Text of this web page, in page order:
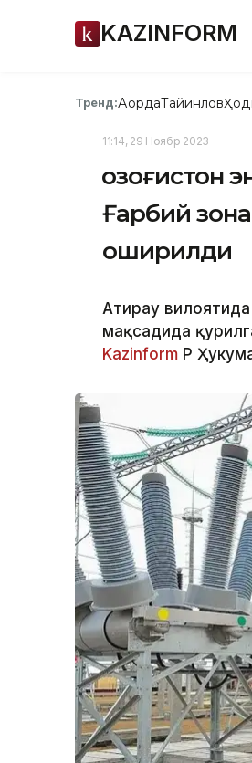
KAZINFORM
Тренд:АқордаТайинлов
11:14, 29 Ноябр 2023
Қозоғистон
Ғарбий
оширилди
Атирау
мақсадида
Kazinform ҚР